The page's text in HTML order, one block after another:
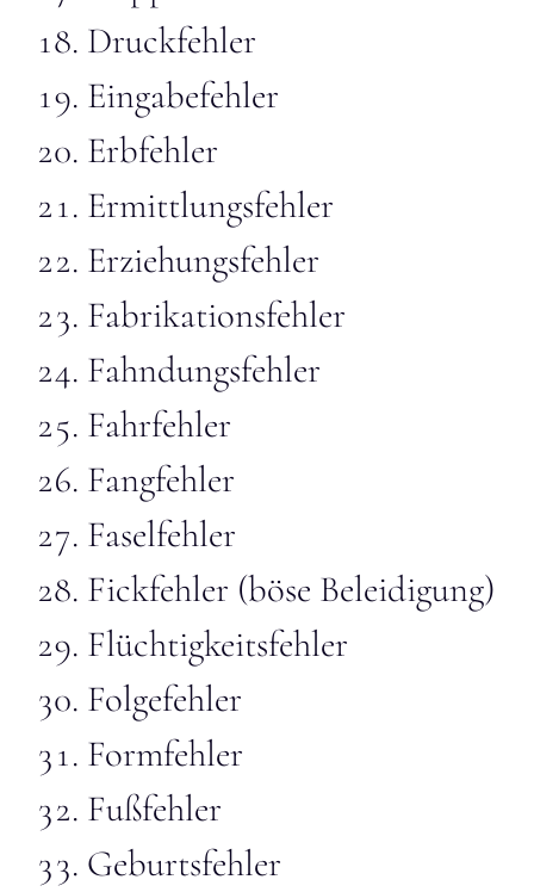
Druckfehler
Eingabefehler
Erbfehler
Ermittlungsfehler
Erziehungsfehler
Fabrikationsfehler
Fahndungsfehler
Fahrfehler
Fangfehler
Faselfehler
Fickfehler (böse Beleidigung)
Flüchtigkeitsfehler
Folgefehler
Formfehler
Fußfehler
Geburtsfehler